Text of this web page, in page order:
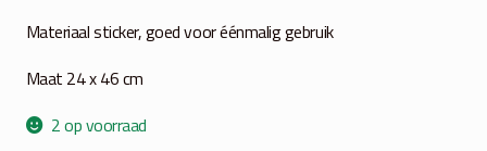
Materiaal sticker, goed voor éénmalig gebruik
Maat 24 x 46 cm
2 op voorraad